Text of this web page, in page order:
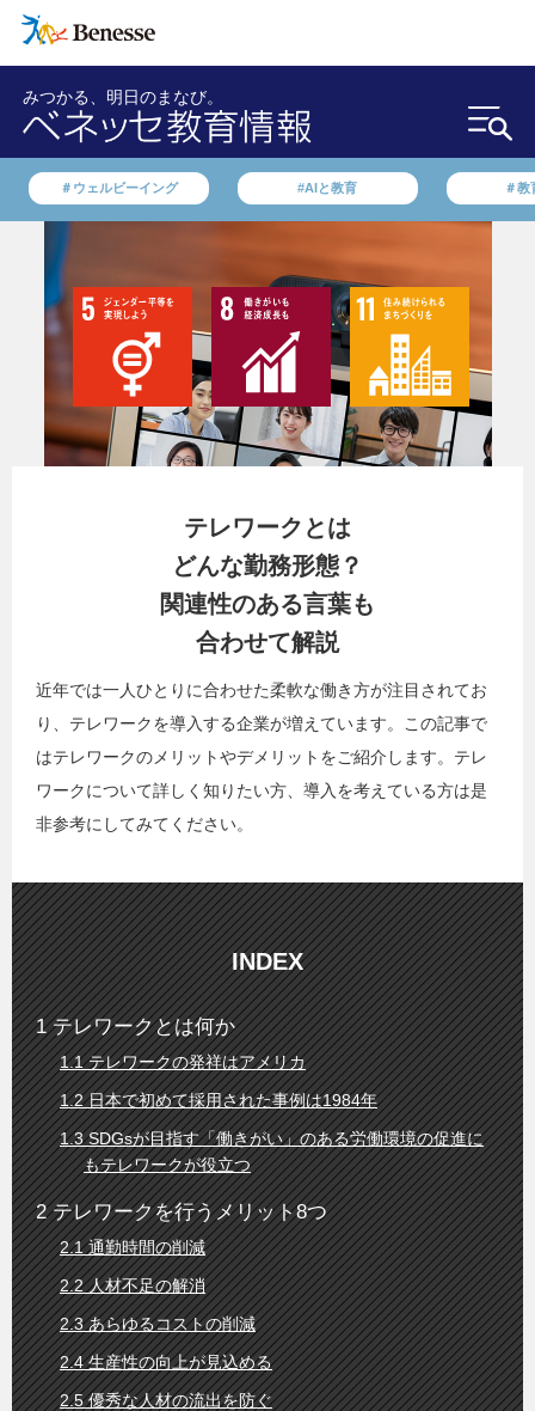
みつかる、明日のまなび。
＃ウェルビーイング #AIと教育 ＃教
テレワークとは
どんな勤務形態？
関連性のある言葉も
合わせて解説
近年では一人ひとりに合わせた柔軟な働き方が注目されてお
り、テレワークを導入する企業が増えています。この記事で
はテレワークのメリットやデメリットをご紹介します。テレ
ワークについて詳しく知りたい方、導入を考えている方は是
非参考にしてみてください。
INDEX
テレワークとは何か
テレワークの発祥はアメリカ
日本で初めて採用された事例は1984年
SDGsが目指す「働きがい」のある労働環境の促進に
もテレワークが役立つ
テレワークを行うメリット8つ
通勤時間の削減
人材不足の解消
あらゆるコストの削減
生産性の向上が見込める
優秀な人材の流出を防ぐ